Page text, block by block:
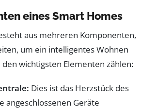
eines Smart Homes
aus mehreren Komponenten,
um ein intelligentes Wohnen
wichtigsten Elementen zählen:
Dies ist das Herzstück des
angeschlossenen Geräte